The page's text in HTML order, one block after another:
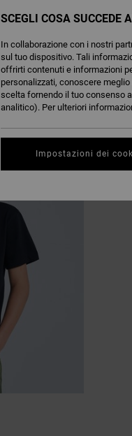
SCEGLI COSA SUCCEDE
In collaborazione con i nostri
sul tuo dispositivo. Tali
offrirti contenuti e informazioni
personalizzati, conoscere
scelta fornendo il tuo consenso
analitico). Per ulteriori
Impostazioni dei